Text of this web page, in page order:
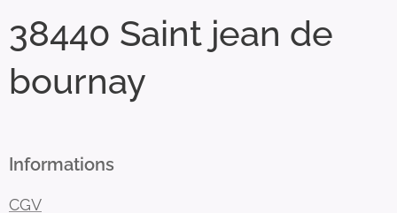
38440 Saint jean de
bournay
Informations
CGV